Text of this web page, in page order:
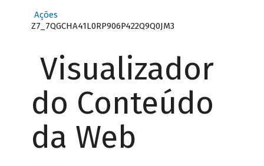
Ações
Z7_7QGCHA41L0RP906P422Q9Q0JM3
Visualizador
do Conteúdo
da Web